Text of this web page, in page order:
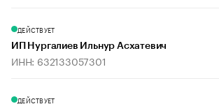
ДЕЙСТВУЕТ
ИП Нургалиев Ильнур Асхатевич
ИНН: 632133057301
ДЕЙСТВУЕТ